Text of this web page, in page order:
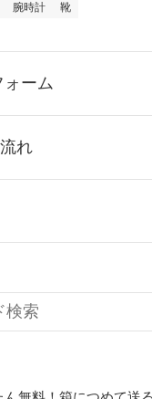
腕時計 靴
ーム
れ
み
不要の「集荷申込